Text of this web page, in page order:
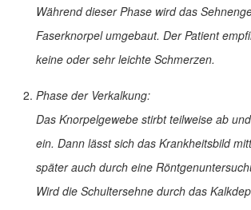
Während dieser Phase wird das
Faserknorpel umgebaut. Der Patient
keine oder sehr leichte Schmerzen.
Phase der Verkalkung:
Das Knorpelgewebe stirbt teilweise ab
ein. Dann lässt sich das Krankheitsbild
später auch durch eine
Wird die Schultersehne durch das